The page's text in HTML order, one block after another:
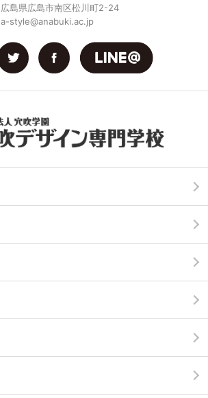
広島県広島市南区松川町2-24
a-style@anabuki.ac.jp